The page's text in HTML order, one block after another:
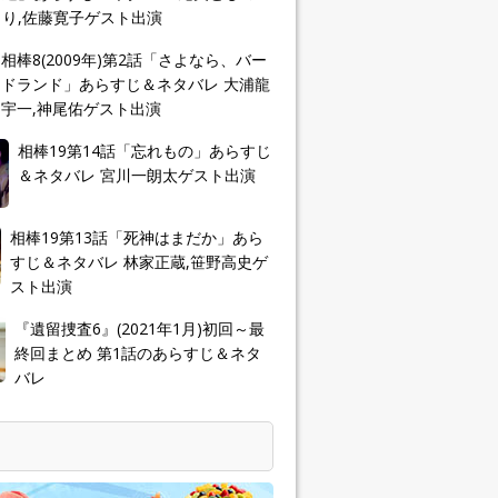
り,佐藤寛子ゲスト出演
相棒8(2009年)第2話「さよなら、バー
ドランド」あらすじ＆ネタバレ 大浦龍
宇一,神尾佑ゲスト出演
相棒19第14話「忘れもの」あらすじ
＆ネタバレ 宮川一朗太ゲスト出演
相棒19第13話「死神はまだか」あら
すじ＆ネタバレ 林家正蔵,笹野高史ゲ
スト出演
『遺留捜査6』(2021年1月)初回～最
終回まとめ 第1話のあらすじ＆ネタ
バレ